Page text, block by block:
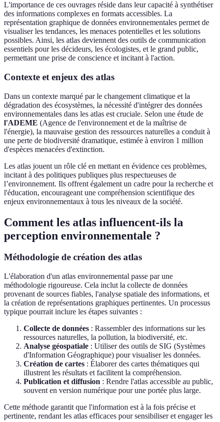
L'importance de ces ouvrages réside dans leur capacité à synthétiser
des informations complexes en formats accessibles. La
représentation graphique de données environnementales permet de
visualiser les tendances, les menaces potentielles et les solutions
possibles. Ainsi, les atlas deviennent des outils de communication
essentiels pour les décideurs, les écologistes, et le grand public,
permettant une prise de conscience et incitant à l'action.
Contexte et enjeux des atlas
Dans un contexte marqué par le changement climatique et la
dégradation des écosystèmes, la nécessité d'intégrer des données
environnementales dans les atlas est cruciale. Selon une étude de
l'ADEME (Agence de l'environnement et de la maîtrise de
l'énergie), la mauvaise gestion des ressources naturelles a conduit à
une perte de biodiversité dramatique, estimée à environ 1 million
d'espèces menacées d'extinction.
Les atlas jouent un rôle clé en mettant en évidence ces problèmes,
incitant à des politiques publiques plus respectueuses de
l’environnement. Ils offrent également un cadre pour la recherche et
l'éducation, encourageant une compréhension scientifique des
enjeux environnementaux à tous les niveaux de la société.
Comment les atlas influencent-ils la
perception environnementale ?
Méthodologie de création des atlas
L'élaboration d'un atlas environnemental passe par une
méthodologie rigoureuse. Cela inclut la collecte de données
provenant de sources fiables, l'analyse spatiale des informations, et
la création de représentations graphiques pertinentes. Un processus
typique pourrait inclure les étapes suivantes :
Collecte de données : Rassembler des informations sur les
ressources naturelles, la pollution, la biodiversité, etc.
Analyse géospatiale : Utiliser des outils de SIG (Systèmes
d'Information Géographique) pour visualiser les données.
Création de cartes : Élaborer des cartes thématiques qui
illustrent les résultats et facilitent la compréhension.
Publication et diffusion : Rendre l'atlas accessible au public,
souvent en version numérique pour une portée plus large.
Cette méthode garantit que l'information est à la fois précise et
pertinente, rendant les atlas efficaces pour sensibiliser et engager les